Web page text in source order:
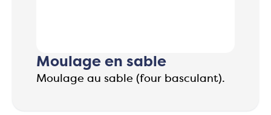
Moulage en sable
Moulage au sable (four basculant).